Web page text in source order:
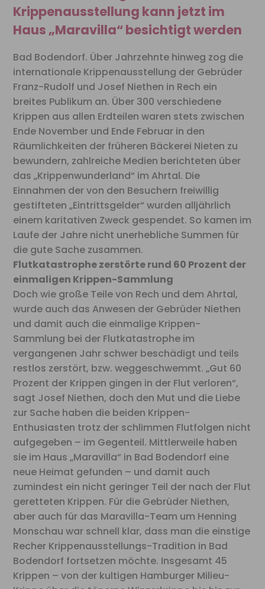
Krippenausstellung kann jetzt im
Haus „Maravilla“ besichtigt werden
Bad Bodendorf. Über Jahrzehnte hinweg zog die
internationale Krippenausstellung der Gebrüder
Franz-Rudolf und Josef Niethen in Rech ein
breites Publikum an. Über 300 verschiedene
Krippen aus allen Erdteilen waren stets zwischen
Ende November und Ende Februar in den
Räumlichkeiten der früheren Bäckerei Nieten zu
bewundern, zahlreiche Medien berichteten über
das „Krippenwunderland“ im Ahrtal. Die
Einnahmen der von den Besuchern freiwillig
gestifteten „Eintrittsgelder“ wurden alljährlich
einem karitativen Zweck gespendet. So kamen im
Laufe der Jahre nicht unerhebliche Summen für
die gute Sache zusammen.
Flutkatastrophe zerstörte rund 60 Prozent der
einmaligen Krippen-Sammlung
Doch wie große Teile von Rech und dem Ahrtal,
wurde auch das Anwesen der Gebrüder Niethen
und damit auch die einmalige Krippen-
Sammlung bei der Flutkatastrophe im
vergangenen Jahr schwer beschädigt und teils
restlos zerstört, bzw. weggeschwemmt. „Gut 60
Prozent der Krippen gingen in der Flut verloren“,
sagt Josef Niethen, doch den Mut und die Liebe
zur Sache haben die beiden Krippen-
Enthusiasten trotz der schlimmen Flutfolgen nicht
aufgegeben – im Gegenteil. Mittlerweile haben
sie im Haus „Maravilla“ in Bad Bodendorf eine
neue Heimat gefunden – und damit auch
zumindest ein nicht geringer Teil der nach der Flut
geretteten Krippen. Für die Gebrüder Niethen,
aber auch für das Maravilla-Team um Henning
Monschau war schnell klar, dass man die einstige
Recher Krippenausstellungs-Tradition in Bad
Bodendorf fortsetzen möchte. Insgesamt 45
Krippen – von der kultigen Hamburger Milieu-